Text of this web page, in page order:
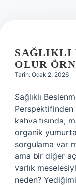
SAĞLIKLI
OLUR
Tarih: Ocak 2, 2026
Sağlıklı
Perspektifinden
kahvaltısında,
organik
sorgulama var
ama bir diğer
varlık
neden?